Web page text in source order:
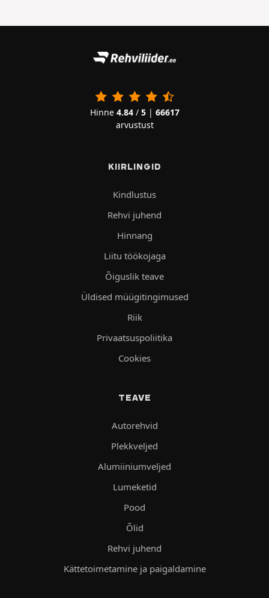
Hinne 4.84/ 5| 66617
arvustust
KIIRLINGID
Kindlustus
Rehvi juhend
Hinnang
Liitu töökojaga
Õiguslik teave
Üldised müügitingimused
Riik
Privaatsuspoliitika
Cookies
TEAVE
Autorehvid
Plekkveljed
Alumiiniumveljed
Lumeketid
Pood
Õlid
Rehvi juhend
Kättetoimetamine ja paigaldamine